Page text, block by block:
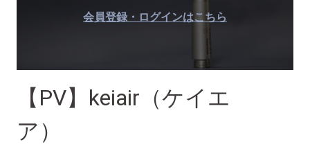
会員登録・ログインはこちら
【PV】keiair（ケイエ
ア）